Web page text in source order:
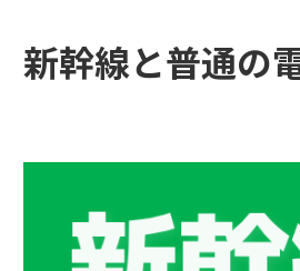
新幹線と普通の